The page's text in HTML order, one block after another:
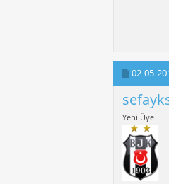
02-05-
Yeni Üye